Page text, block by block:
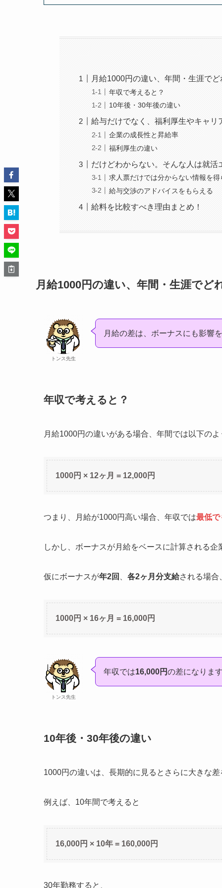
月給1000円の違い、年間・生涯で
年収で考えると？
10年後・30年後の違い
給与だけでなく、福利厚生やキャリ
企業の成長性と昇給率
福利厚生の違い
だけどわからない。そんな人は就
求人票だけでは分からない情報を得
給与交渉のアドバイスをもらえる
給料を比較すべき理由まとめ！
月給1000円の違い、年間・生涯でど
トンス先生
月給の差は、ボーナスにも影響
年収で考えると？
月給1000円の違いがある場合、年間では以下の
1000円 × 12ヶ月 = 12,000円
つまり、月給が1000円高い場合、年収では最低で
しかし、ボーナスが月給をベースに計算される
仮にボーナスが年2回 各2ヶ月分支給される場合
1000円 × 16ヶ月 = 16,000円
トンス先生
年収では16,000円の差になりま
10年後・30年後の違い
1000円の違いは、長期的に見るとさらに大きな
例えば、10年間で考えると
16,000円 × 10年 = 160,000円
30年勤務すると、